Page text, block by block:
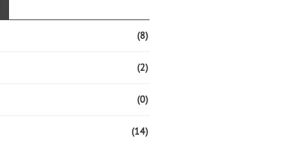
(8)
(2)
(0)
(14)